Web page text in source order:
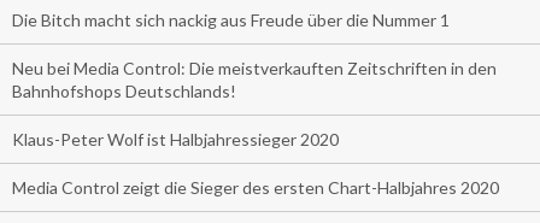
Die Bitch macht sich nackig aus Freude über die Nummer 1
Neu bei Media Control: Die meistverkauften Zeitschriften in den
Bahnhofshops Deutschlands!
Klaus-Peter Wolf ist Halbjahressieger 2020
Media Control zeigt die Sieger des ersten Chart-Halbjahres 2020